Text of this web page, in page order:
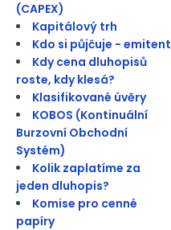
(CAPEX)
Kapitálový trh
Kdo si půjčuje - emitent
Kdy cena dluhopisů
roste, kdy klesá?
Klasifikované úvěry
KOBOS (Kontinuální
Burzovní Obchodní
Systém)
Kolik zaplatíme za
jeden dluhopis?
Komise pro cenné
papíry